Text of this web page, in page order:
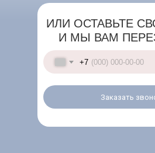
ИЛИ ОСТАВЬТЕ
И МЫ ВАМ
+7
Заказать